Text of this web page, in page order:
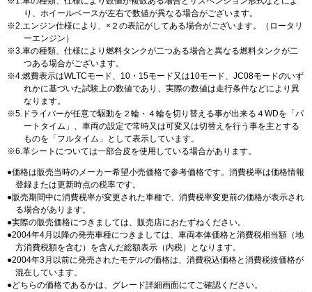
り、ホイールベースが左右で数値が異なる場合がございます。
2.エンジン仕様により、×２の表記がしてある場合がございます。（ロータリ
ーエンジン）
3.車の種類、仕様により燃料タンクが二つある場合と異なる燃料タンクが二
つある場合がございます。
4.燃費表示はWLTCモード、10・15モード又は10モード、JC08モードのいず
れかに基づいた試験上の数値であり、実際の数値は走行条件などにより異
なります。
5.ドライバーが任意で駆動を２輪・４輪を切り替える事が出来る４WDを「パ
ートタイム」、車両の設定で常時又は可変又は切替えを行う事を主とする
ものを「フルタイム」として表示しています。
6.革シートについては一部合皮を使用している場合があります。
価格は販売当時のメーカー希望小売価格で参考価格です。消費税率は価格情報
登録または更新時点の税率です。
販売期間中に消費税率が変更された車種で、消費税率変更前の価格が表示され
る場合があります。
実際の販売価格につきましては、販売店におたずねください。
2004年4月以降の発売車種につきましては、車両本体価格と消費税相当額（地
方消費税額を含む）を含んだ総額表示（内税）となります。
2004年3月以前に発売されたモデルの価格は、消費税込価格と消費税抜価格が
混在しています。
どちらの価格であるかは、グレード詳細画面にてご確認ください。